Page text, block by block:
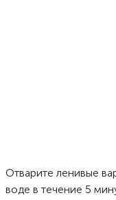
Отварите ленивые
воде в течение 5